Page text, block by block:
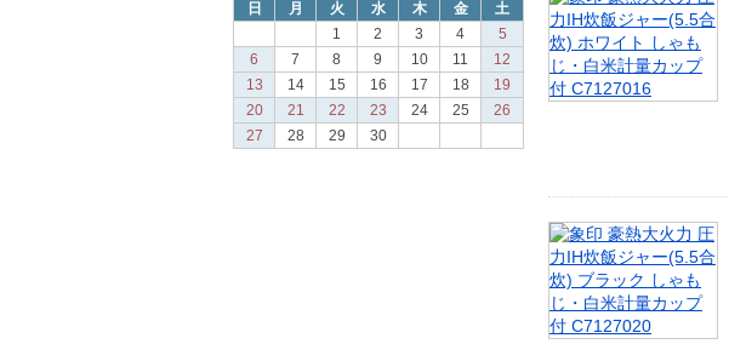
日
月 火 水 木 金
土
1
2 3 4
5
6
7 8 9 10 11
12
13
14 15 16 17 18
19
20
21 22 23 24 25
26
27
28 29 30